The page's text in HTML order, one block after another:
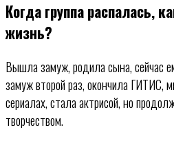
Когда группа распалась,
жизнь?
Вышла замуж, родила сына, сейчас
замуж второй раз, окончила ГИТИС,
сериалах, стала актрисой, но
творчеством.